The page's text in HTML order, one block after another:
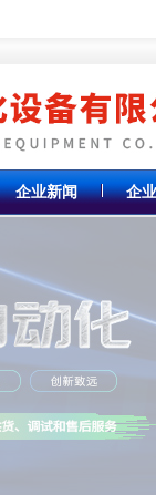
企业新闻 企